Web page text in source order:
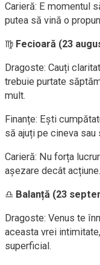
Carieră: E momentul
putea să vină o
♍ Fecioară (23
Dragoste: Cauți
trebuie purtate
mult.
Finanțe: Ești
să ajuți pe cineva
Carieră: Nu forța
așezare decât
♎ Balanță (23
Dragoste: Venus te
aceasta vrei
superficial.